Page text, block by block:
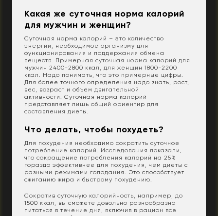
Какая же суточная норма калорий
для мужчин и женщин?
Суточная норма калорий – это количество
энергии, необходимое организму для
функционирования и поддержания обмена
веществ. Примерная суточная норма калорий для
мужчин 2400-2800 ккал, для женщин 1800-2200
ккал. Надо понимать, что это примерные цифры.
Для более точного определения надо знать, рост,
вес, возраст и объем двигательной
активности. Суточная норма калорий
представляет лишь общий ориентир для
составления диеты.
Что делать, чтобы похудеть?
Для похудения необходимо сократить суточное
потребление калорий. Исследования показали,
что сокращение потребления калорий на 25%
гораздо эффективнее для похудения, чем диеты с
разными режимами голодания. Это способствует
сжиганию жира и быстрому похудению.
Сократив суточную калорийность, например, до
1500 ккал, вы сможете довольно разнообразно
питаться в течение дня, включив в рацион все